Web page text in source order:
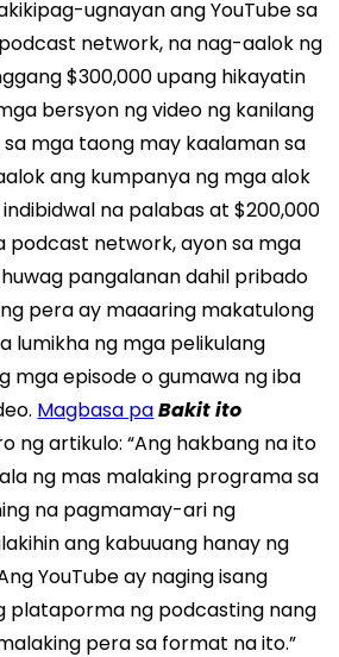
ugnayan ang YouTube sa
network, na nag-aalok ng
$300,000 upang hikayatin
bersyon ng video ng kanilang
mga taong may kaalaman sa
ang kumpanya ng mga alok
na palabas at $200,000
podcast network, ayon sa mga
pangalanan dahil pribado
pera ay maaaring makatulong
lumikha ng mga pelikulang
mga episode o gumawa ng iba
Magbasa paBakit ito
ng artikulo: “Ang hakbang na ito
ng mas malaking programa sa
na pagmamay-ari ng
ang kabuuang hanay ng
YouTube ay naging isang
plataporma ng podcasting nang
pera sa format na ito.”